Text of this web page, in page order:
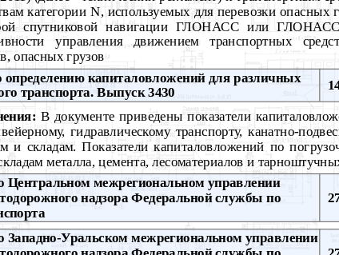
категории N, используемых для перевозки опасных
спутниковой навигации ГЛОНАСС или
управления движением транспортных
опасных грузов
определению капиталовложений для различных
транспорта. Выпуск 3430
В документе приведены показатели
гидравлическому транспорту, канатно-
и складам. Показатели капиталовложений по
металла, цемента, лесоматериалов и
Центральном межрегиональном управлении
надзора Федеральной службы по
Западно-Уральском межрегиональном управлении